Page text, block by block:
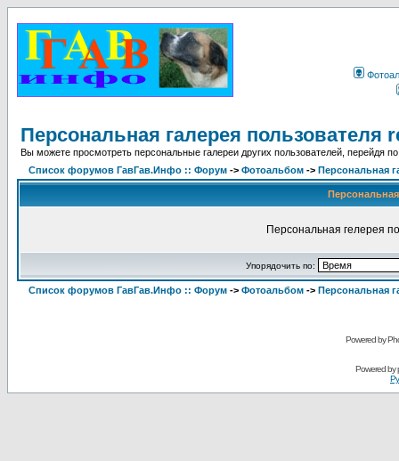
Персональная галерея пользователя
Вы можете просмотреть персональные галереи других пользователей, перейдя
Список форумов ГавГав.Инфо :: Форум -> Фотоальбом -> Персональная
Персональная гелерея
Упорядочить по:
Список форумов ГавГав.Инфо :: Форум -> Фотоальбом -> Персональная
Powered by
Powered by